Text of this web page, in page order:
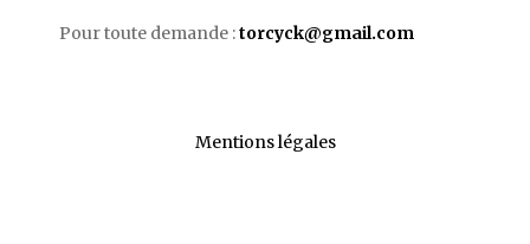
Pour toute demande :torcyck@gmail.com
Mentions légales